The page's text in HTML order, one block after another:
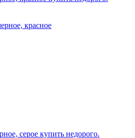
красное